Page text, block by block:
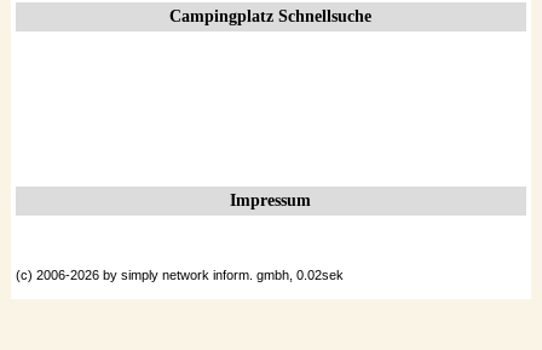
Campingplatz Schnellsuche
Impressum
(c) 2006-2026 by simply network inform. gmbh, 0.02sek